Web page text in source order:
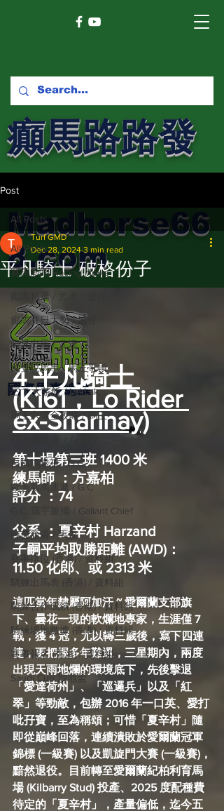
癲馬路路發
馬網
Madhorse66
8.com
國際​馬事總匯
Post
All Posts
賽馬新聞 Racing News
癲馬精選 / 尤達，波仔
癲馬賽日大勢 / 波仔
師兄出馬 / 尤達
戈登說馬事 / 馬王哥頓
三 T 大茶飯 / LakLak
馬王六環全攻略 / 馬王
自購馬透視 / G.C.
歐美新馬速遞 / G.C
G.C. 環宇脈搏 / Gallant Chief
綠茵新貴 / 馬森
賽事排位 (香港) / 資料組
騎練出馬表 (香港) / 資料組
騎練合作成績 (香港) / 資料組
騎練場地數據 (香港) / 資料組
賽事報名 (香港) / 資料組
Saudi Cup 沙地盃
All Posts
平凡騎士 破格份子
Turf GMD
Dec 28, 2024 3 min read
4 平凡騎士
(K161，Lo Rider
ex-Sharinay)
第十場第三班 1400 米
練馬師 ：方嘉柏
評分 ：74
父系 ：夏辛村 Harzand
子嗣平均取勝距離 (AWD)：
11.50 化郎、或 2313 米
這匹當年隸屬阿加汗 ~ 愛爾蘭支部旗
下、曇花一現的軟爛地專家，生涯僅 7
戰，獲 4 冠，尤以轉三歲後，寫下四連
捷，更把握多年難遇，三星期內，兩度
出現天雨地爛的環境底下，先後擊退
「愛達荷州」、「巡邏兵」以及「紅
翠」等勁敵，包辦 2016 年一口英、愛打
吡孖寶，至為稱頌；可惜「夏辛村」隨
即從巔峰回落，連續潰敗於愛爾蘭冠軍
錦標 (一級賽) 以及凱旋門大賽 (一級賽)，
黯然退役。目前轉至愛爾蘭紀柏利育馬
場 (Kilbarry Stud) 投產、2025 度配種費
待定的「夏辛村」，產量偏低，迄今五